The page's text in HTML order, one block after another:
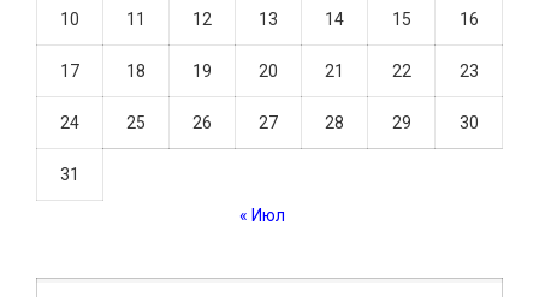
10 11 12 13 14 15 16
17 18 19 20 21 22 23
24 25 26 27 28 29 30
31
« Июл